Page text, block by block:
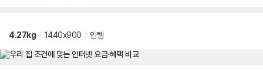
4.27kg / 1440x900 / 인텔